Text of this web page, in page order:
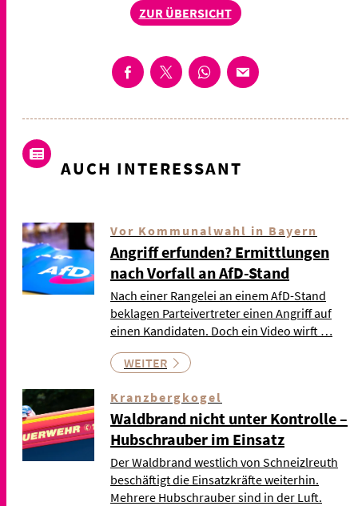
ZUR ÜBERSICHT
AUCH INTERESSANT
Vor Kommunalwahl in Bayern
Angriff erfunden? Ermittlungen
nach Vorfall an AfD-Stand
Nach einer Rangelei an einem AfD-Stand
beklagen Parteivertreter einen Angriff auf
einen Kandidaten. Doch ein Video wirft …
WEITER
Kranzbergkogel
Waldbrand nicht unter Kontrolle –
Hubschrauber im Einsatz
Der Waldbrand westlich von Schneizlreuth
beschäftigt die Einsatzkräfte weiterhin.
Mehrere Hubschrauber sind in der Luft.